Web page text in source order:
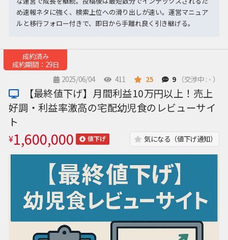
め速報ネタに強く、検索上位への滑り出しが速い。運営マニュア
ルと移行フォロー付きで、即日から手離れ良く引き継げる。
成約済み
成約期間：29日
2025/06/04
411 25 9 （交渉中 : - ）
【最終値下げ】月間利益10万円以上！売上
好調・利益率激高の宅配幼児食のレビューサイ
ト
¥1,600,000 値下げ 気になる（値下げ通知）